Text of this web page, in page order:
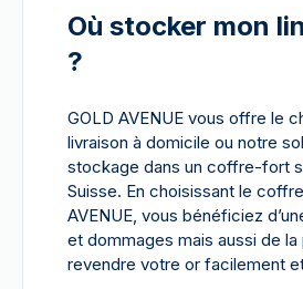
Où stocker mon
?
GOLD AVENUE vous offre le
livraison à domicile ou notre
stockage dans un coffre-fort
Suisse. En choisissant le
AVENUE, vous bénéficiez
et dommages mais aussi de
revendre votre or facilement